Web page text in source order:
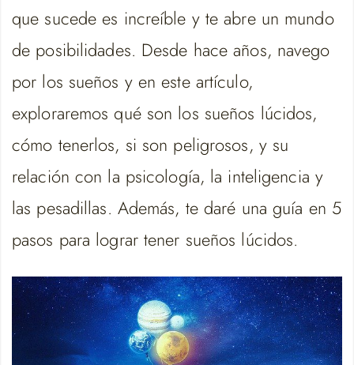
que sucede es increíble y te abre un mundo
de posibilidades. Desde hace años, navego
por los sueños y en este artículo,
exploraremos qué son los sueños lúcidos,
cómo tenerlos, si son peligrosos, y su
relación con la psicología, la inteligencia y
las pesadillas. Además, te daré una guía en 5
pasos para lograr tener sueños lúcidos.